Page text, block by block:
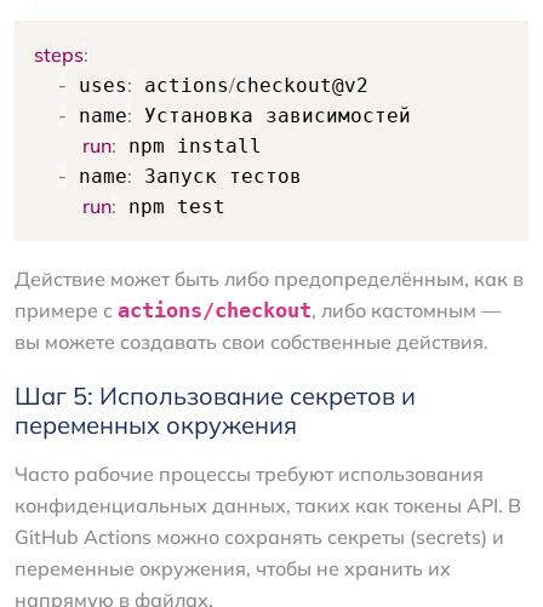
steps:
- uses: actions/checkout@v2
- name: Установка зависимостей
run: npm install
- name: Запуск тестов
run: npm test
Действие может быть либо предопределённым, как в
примере с actions/checkout, либо кастомным —
вы можете создавать свои собственные действия.
Шаг 5: Использование секретов и
переменных окружения
Часто рабочие процессы требуют использования
конфиденциальных данных, таких как токены API. В
GitHub Actions можно сохранять секреты (secrets) и
переменные окружения, чтобы не хранить их
напрямую в файлах.